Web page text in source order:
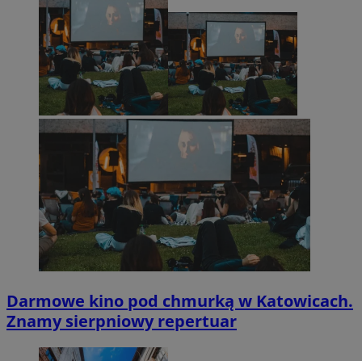
Darmowe kino pod chmurką w Katowicach.
Znamy sierpniowy repertuar